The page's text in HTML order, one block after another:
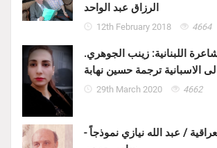
الرزاق عبد الواحد
12th February 2018 4664
اللبنانية: زينب الجوهري.
الى الاسبانية ترجمة حسين نهابة
29th March 2020 4662
/ عبد الله نيازي نموذجاً -